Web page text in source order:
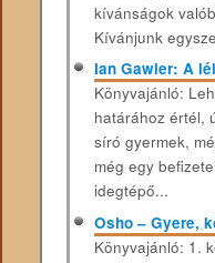
kívánságok
Kívánjunk
Ian Gawler: A
Könyvajánló:
határához értél,
síró gyermek,
még egy
idegtépő...
Osho – Gyere,
Könyvajánló: 1.